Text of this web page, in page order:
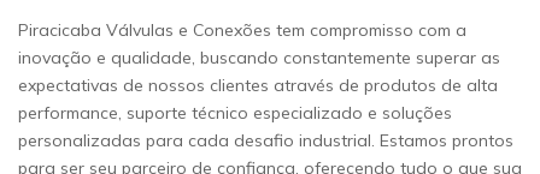
Piracicaba Válvulas e Conexões tem compromisso com a
inovação e qualidade, buscando constantemente superar as
expectativas de nossos clientes através de produtos de alta
performance, suporte técnico especializado e soluções
personalizadas para cada desafio industrial. Estamos prontos
para ser seu parceiro de confiança, oferecendo tudo o que sua